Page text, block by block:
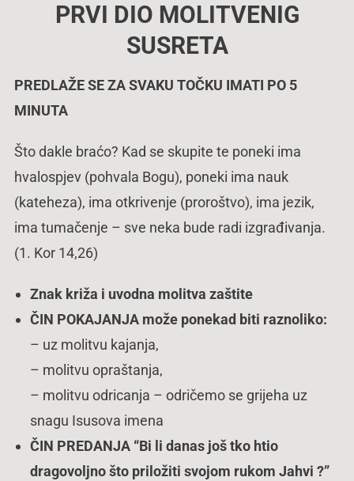
PRVI DIO MOLITVENIG
SUSRETA
PREDLAŽE SE ZA SVAKU TOČKU IMATI PO 5
MINUTA
Što dakle braćo? Kad se skupite te poneki ima
hvalospjev (pohvala Bogu), poneki ima nauk
(kateheza), ima otkrivenje (proroštvo), ima jezik,
ima tumačenje – sve neka bude radi izgrađivanja.
(1. Kor 14,26)
Znak križa i uvodna molitva zaštite
ČIN POKAJANJAmože ponekad biti raznoliko:
– uz molitvu kajanja,
– molitvu opraštanja,
– molitvu odricanja – odričemo se grijeha uz
snagu Isusova imena
ČIN PREDANJA“Bi li danas još tko htio
dragovoljno što priložiti svojom rukom Jahvi ?”